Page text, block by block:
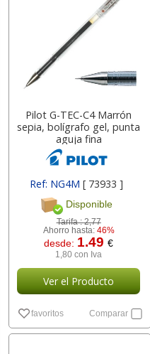
Pilot G-TEC-C4 Marrón
sepia, bolígrafo gel, punta
aguja fina
Ref: NG4M[ 73933 ]
Disponible
Tarifa :2,77
Ahorro hasta: 46%
desde: 1.49€
1,80 con Iva
Ver el Producto
favoritos Comparar